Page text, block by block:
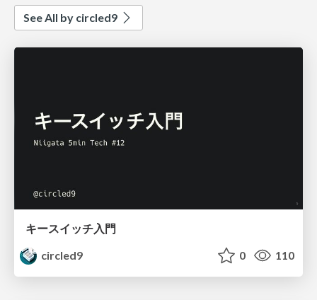
See All by circled9
キースイッチ入門
circled9
0 110